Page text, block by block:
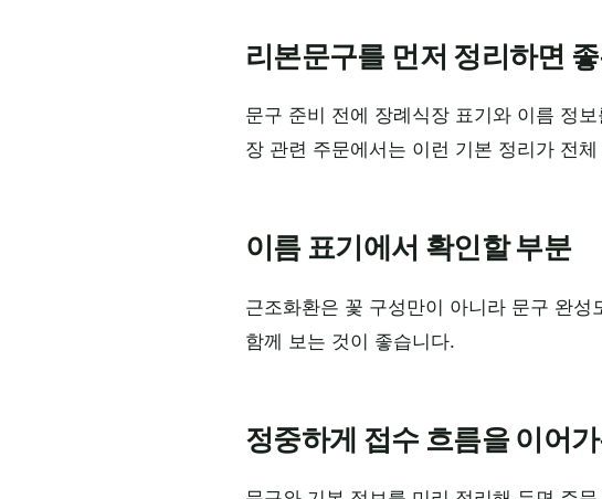
리본문구를 먼저 정리하면
문구 준비 전에 장례식장 표기와 이름 정
장 관련 주문에서는 이런 기본 정리가 전
이름 표기에서 확인할 부분
근조화환은 꽃 구성만이 아니라 문구 완
함께 보는 것이 좋습니다.
정중하게 접수 흐름을 이어